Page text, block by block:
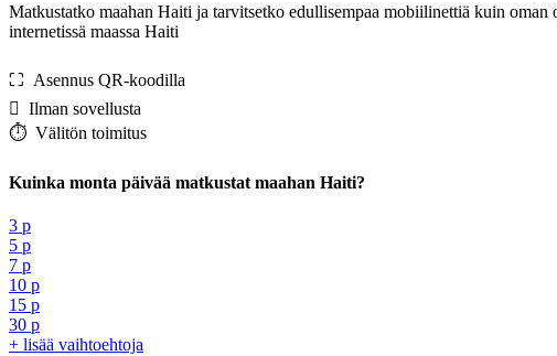
Matkustatko maahan Haiti ja tarvitsetko edullisempaa mobiilinettiä kuin
internetissä maassa Haiti
⛶️️ Asennus QR-koodilla
️ Ilman sovellusta
⏱️️ Välitön toimitus
Kuinka monta päivää matkustat maahan Haiti?
3 p
5 p
7 p
10 p
15 p
30 p
+ lisää vaihtoehtoja